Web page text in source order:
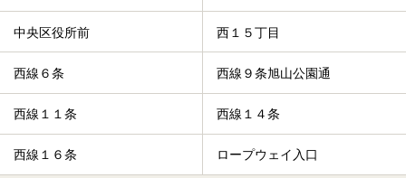
中央区役所前 西１５丁目
西線６条 西線９条旭山公園通
西線１１条 西線１４条
西線１６条 ロープウェイ入口